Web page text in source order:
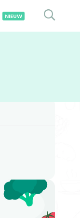
NIEUW